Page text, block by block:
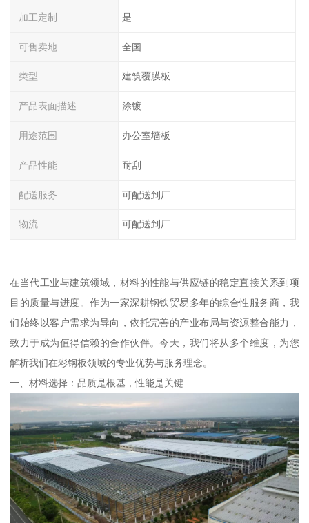
加工定制 是
可售卖地 全国
类型 建筑覆膜板
产品表面描述 涂镀
用途范围 办公室墙板
产品性能 耐刮
配送服务 可配送到厂
物流 可配送到厂
在当代工业与建筑领域，材料的性能与供应链的稳定直接关系到项
目的质量与进度。作为一家深耕钢铁贸易多年的综合性服务商，我
们始终以客户需求为导向，依托完善的产业布局与资源整合能力，
致力于成为值得信赖的合作伙伴。今天，我们将从多个维度，为您
解析我们在彩钢板领域的专业优势与服务理念。
一、材料选择：品质是根基，性能是关键